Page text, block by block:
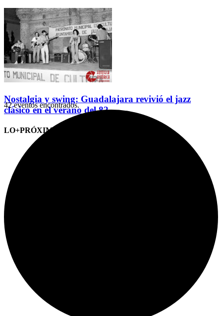
Nostalgia y swing: Guadalajara revivió el jazz
clásico en el verano del 82
LO+PRÓXIMO (CITAS)
42 eventos encontrados.